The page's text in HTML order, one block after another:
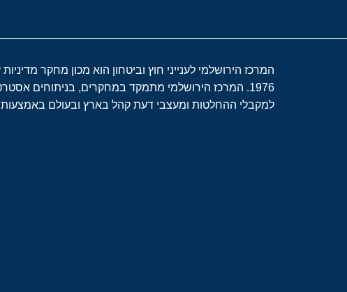
המרכז הירושלמי לענייני חוץ וביטחון הוא מכון מחקר
1976. המרכז הירושלמי מתמקד במחקרים, בניתוחים
למקבלי ההחלטות ומעצבי דעת קהל בארץ ובעולם באמצעות